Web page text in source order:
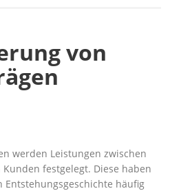
von
werden Leistungen zwischen
festgelegt. Diese haben
häufig